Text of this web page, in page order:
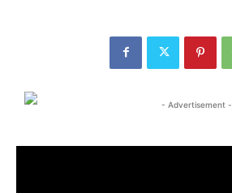
- Advertisement -